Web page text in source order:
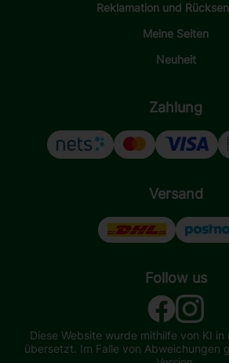
Reklamation und
Meine Seiten
Neuheit
Zahlung
Versand
Follow us
Diese Website wurde mithilfe von KI in
übersetzt. Im Falle von Abweichungen